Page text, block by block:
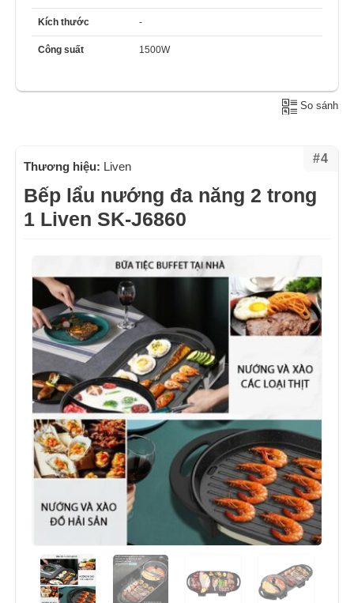
Kích thước -
Công suất 1500W
So sánh
#4
Thương hiệu: Liven
Bếp lẩu nướng đa năng 2 trong
1 Liven SK-J6860